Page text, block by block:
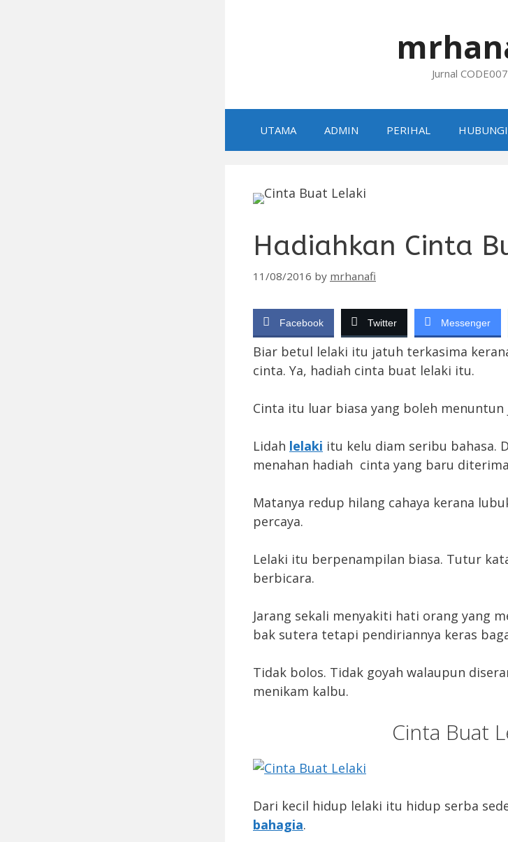
Jurnal CODE007
UTAMA ADMIN PERIHAL HUBUNGI
Hadiahkan Cinta
11/08/2016 by mrhanafi
Facebook Twitter Messenger
Biar betul lelaki itu jatuh terkasima
cinta. Ya, hadiah cinta buat lelaki itu.
Cinta itu luar biasa yang boleh menuntun
Lidah lelaki itu kelu diam seribu bahasa.
menahan hadiah cinta yang baru
Matanya redup hilang cahaya kerana
percaya.
Lelaki itu berpenampilan biasa. Tutur
berbicara.
Jarang sekali menyakiti hati orang yang
bak sutera tetapi pendiriannya keras
Tidak bolos. Tidak goyah walaupun
menikam kalbu.
Cinta Buat
Dari kecil hidup lelaki itu hidup serba
bahagia.